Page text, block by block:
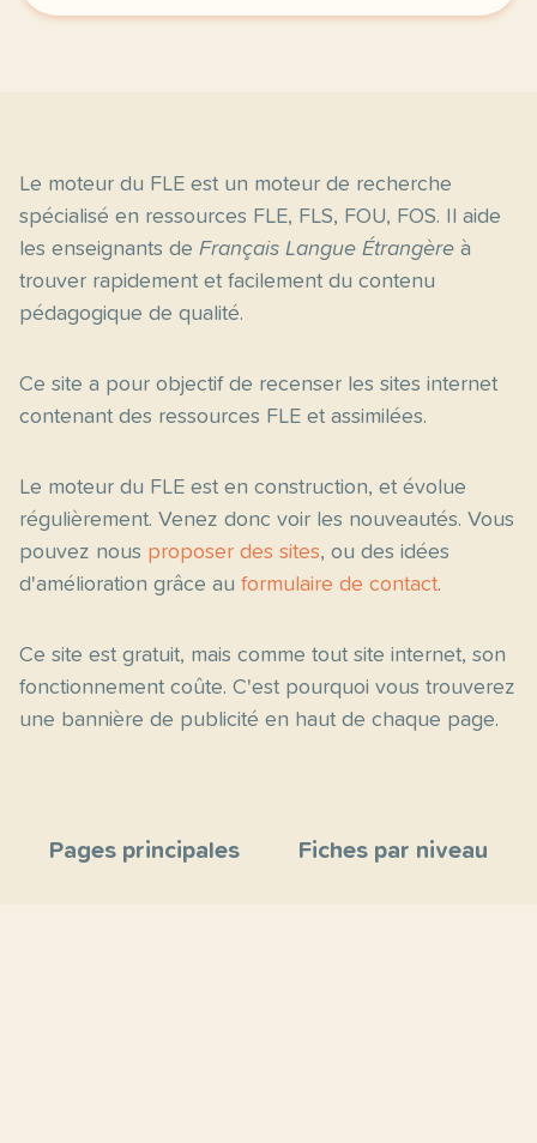
Le moteur du FLE est un moteur de recherche
spécialisé en ressources FLE, FLS, FOU, FOS. Il aide
les enseignants de Français Langue Étrangère à
trouver rapidement et facilement du contenu
pédagogique de qualité.
Ce site a pour objectif de recenser les sites internet
contenant des ressources FLE et assimilées.
Le moteur du FLE est en construction, et évolue
régulièrement. Venez donc voir les nouveautés. Vous
pouvez nous proposer des sites, ou des idées
d'amélioration grâce au formulaire de contact.
Ce site est gratuit, mais comme tout site internet, son
fonctionnement coûte. C'est pourquoi vous trouverez
une bannière de publicité en haut de chaque page.
Pages principales Fiches par niveau